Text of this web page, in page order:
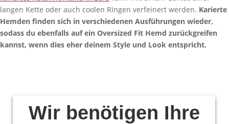
langen Kette oder auch coolen Ringen verfeinert werden. Karierte
Hemden finden sich in verschiedenen Ausführungen wieder,
sodass du ebenfalls auf ein Oversized Fit Hemd zurückgreifen
kannst, wenn dies eher deinem Style und Look entspricht.
Wir benötigen Ihre